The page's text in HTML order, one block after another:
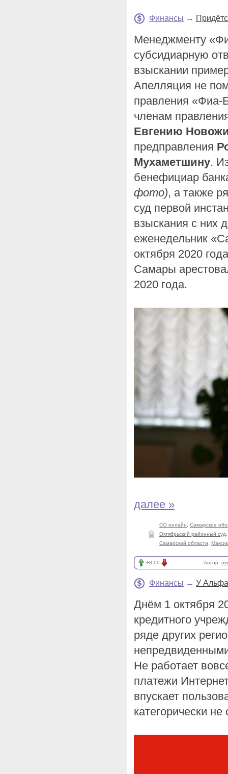
Финансы →
Менеджменту
субсидиарную
взыскании
Апелляция не
правления «Фиа-
членам
Евгению
предправления
Мухаметшину.
бенефициар
фото), а также
суд первой
взыскания с них
еженедельник
октября 2020
Самары
2020 года.
далее »
СО онлайн
Самарское
Октябрьский районный суд
Самарской области
+8.00 Автор:
Финансы → У
Днём 1 октября
кредитного
ряде других
Не работает
платежи
впускает
категорически не